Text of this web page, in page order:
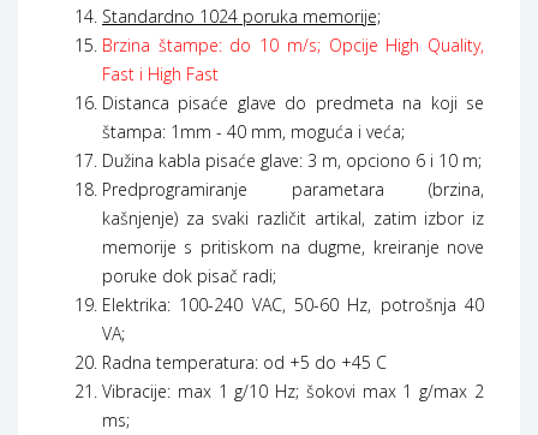
Standardno 1024 poruka memorije;
Brzina štampe: do 10 m/s; Opcije High Quality,
Fast i High Fast
Distanca pisaće glave do predmeta na koji se
štampa: 1mm - 40 mm, moguća i veća;
Dužina kabla pisaće glave: 3 m, opciono 6 i 10 m;
Predprogramiranje parametara (brzina,
kašnjenje) za svaki različit artikal, zatim izbor iz
memorije s pritiskom na dugme, kreiranje nove
poruke dok pisač radi;
Elektrika: 100-240 VAC, 50-60 Hz, potrošnja 40
VA;
Radna temperatura: od +5 do +45 C
Vibracije: max 1 g/10 Hz; šokovi max 1 g/max 2
ms;